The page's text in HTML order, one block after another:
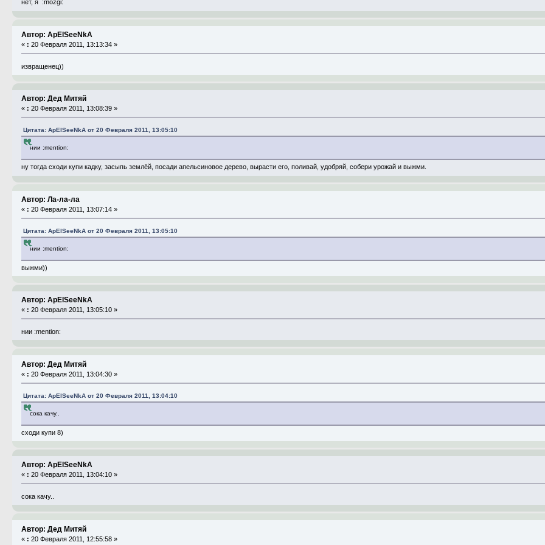
нет, я :mozgi:
Автор: ApElSeeNkA
« : 20 Февраля 2011, 13:13:34 »
извращенец))
Автор: Дед Митяй
« : 20 Февраля 2011, 13:08:39 »
Цитата: ApElSeeNkA от 20 Февраля 2011, 13:05:10
нии :mention:
ну тогда сходи купи кадку, засыпь землёй, посади апельсиновое дерево, вырасти его, поливай, удобряй, собери урожай и выжми.
Автор: Ла-ла-ла
« : 20 Февраля 2011, 13:07:14 »
Цитата: ApElSeeNkA от 20 Февраля 2011, 13:05:10
нии :mention:
выжми))
Автор: ApElSeeNkA
« : 20 Февраля 2011, 13:05:10 »
нии :mention:
Автор: Дед Митяй
« : 20 Февраля 2011, 13:04:30 »
Цитата: ApElSeeNkA от 20 Февраля 2011, 13:04:10
сока качу..
сходи купи 8)
Автор: ApElSeeNkA
« : 20 Февраля 2011, 13:04:10 »
сока качу..
Автор: Дед Митяй
« : 20 Февраля 2011, 12:55:58 »